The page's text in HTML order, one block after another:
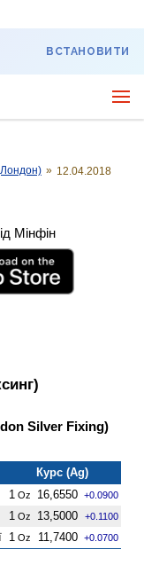
ВСТАНОВИТИ
» 12.04.2018
Мінфін
Silver Fixing)
Курс (Ag)
1 Oz 16,6550 +0.0900
1 Oz 13,5000 +0.1100
1 Oz 11,7400 +0.0700